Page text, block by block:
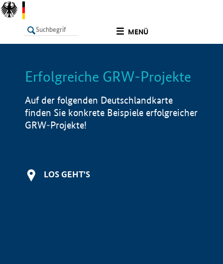
MENÜ
LISTE Info
Erfolgreiche GRW-Projekte
Auf der folgenden Deutschlandkarte
finden Sie konkrete Beispiele erfolgreicher
GRW-Projekte!
LOS GEHT'S